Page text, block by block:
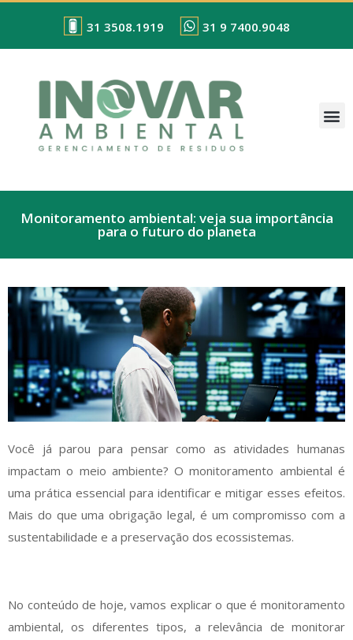
31 3508.1919 31 9 7400.9048
Monitoramento ambiental: veja sua importância
para o futuro do planeta
Você já parou para pensar como as atividades humanas
impactam o meio ambiente? O monitoramento ambiental é
uma prática essencial para identificar e mitigar esses efeitos.
Mais do que uma obrigação legal, é um compromisso com a
sustentabilidade e a preservação dos ecossistemas.
No conteúdo de hoje, vamos explicar o que é monitoramento
ambiental, os diferentes tipos, a relevância de monitorar